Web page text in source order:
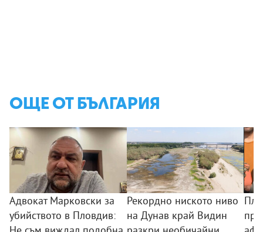
ОЩЕ ОТ БЪЛГАРИЯ
Адвокат Марковски за
убийството в Пловдив:
Рекордно ниското ниво
на Дунав край Видин